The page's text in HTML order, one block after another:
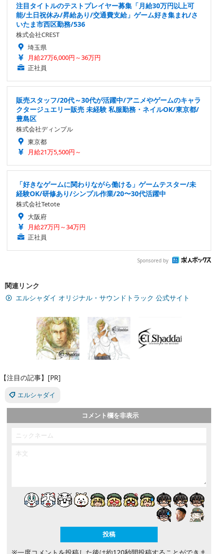
注目タイトルのテストプレイヤー募集「月給30万円以上可
能/土日祝休み/昇給あり/交通費支給」ゲーム好き集まれ/さ
いたま市西区勤務/536
株式会社CREST
埼玉県
月給27万6,000円～36万円
正社員
販売スタッフ/20代～30代が活躍中/アニメやゲームのキャラ
クタージュエリー販売 未経験 私服勤務・ネイルOK/東京都/
豊島区
株式会社ディンプル
東京都
月給21万5,500円～
「好きなゲームに関わりながら働ける」ゲームテスター/未
経験OK/研修あり/シンプル作業/20〜30代活躍中
株式会社Tetote
大阪府
月給27万円～34万円
正社員
Sponsored by
関連リンク
エルシャダイ オリジナル・サウンドトラック 公式サイト
【注目の記事】[PR]
エルシャダイ
コメント欄を非表示